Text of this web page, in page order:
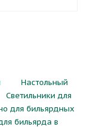
Настольный
Светильники для
для бильярдных
бильярда в